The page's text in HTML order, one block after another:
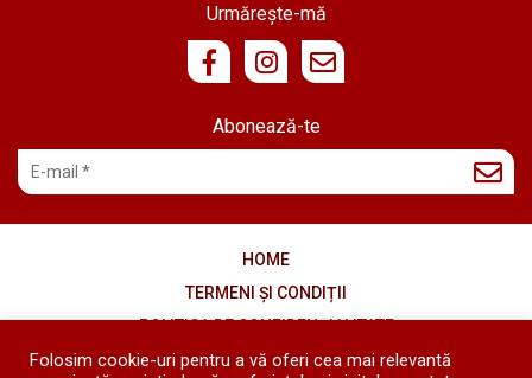
Abonează-te
Urmărește-mă
HOME
TERMENI ȘI CONDIȚII
POLITICA DE CONFIDENȚIALITATE
COOKIES
Folosim cookie-uri pentru a vă oferi cea mai relevantă